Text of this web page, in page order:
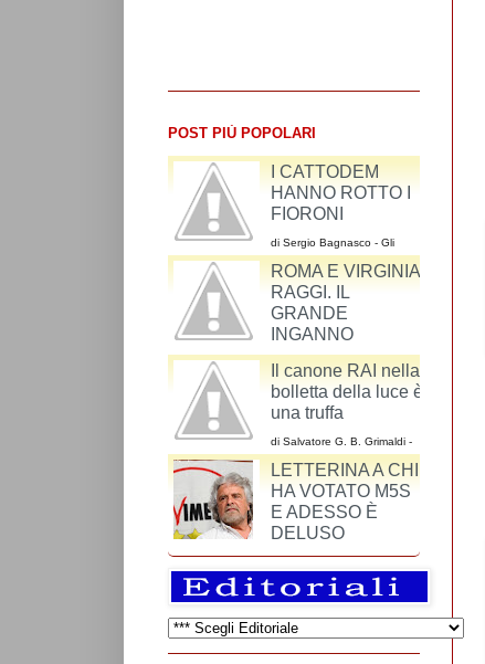
POST PIÙ POPOLARI
I CATTODEM
HANNO ROTTO I
FIORONI
di Sergio Bagnasco - Gli
argomenti dei cattodem
riguardo al ddl Cirinnà sono
ROMA E VIRGINIA
RAGGI. IL
GRANDE
INGANNO
di Maurizio Alesi - Una volta si andava a Roma
per vedere il Colosseo, l’Altare della Patria, il
colonnato di S. Pietro o Piazza Navona.
Il canone RAI nella
bolletta della luce è
una truffa
di Salvatore G. B. Grimaldi -
La RAI-Radiotelevisione
Italiana S.p.A. è una azienda
Mediaset.
LETTERINA A CHI
HA VOTATO M5S
E ADESSO È
DELUSO
avete votato il M5S, mi capita di leggere
espressioni di profonda delusione, di attese non
...